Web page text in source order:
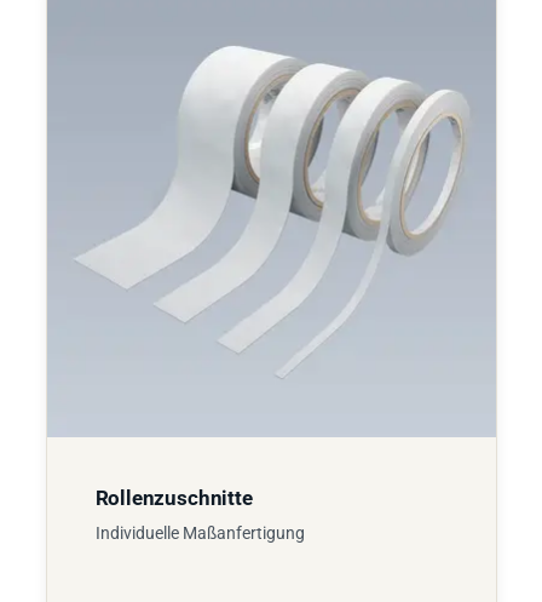
Rollenzuschnitte
Individuelle Maßanfertigung